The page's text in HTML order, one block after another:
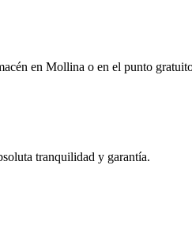
en Mollina o en el punto
tranquilidad y garantía.